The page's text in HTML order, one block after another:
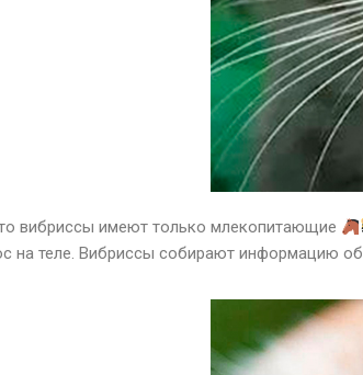
вибриссы имеют только млекопитающие
на теле. Вибриссы собирают информацию